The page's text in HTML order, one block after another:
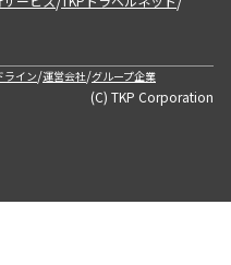
ライン/運営会社/グループ企業
(C) TKP Corporation